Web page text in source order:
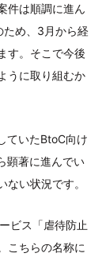
件は順調に進ん
ため、3月から経
す。そこで今後
うに取り組むか
ていたBtoC向け
顕著に進んでい
い状況です。
ビス「虐待防止
こちらの名称に